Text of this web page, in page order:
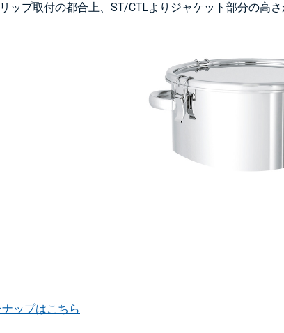
ップ取付の都合上、ST/CTLよりジャケット部分の高さ
ップはこちら